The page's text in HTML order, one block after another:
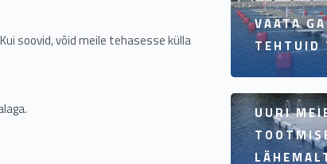
VAATA
TEHTUID
UURI
soovid, võid meile tehasesse külla